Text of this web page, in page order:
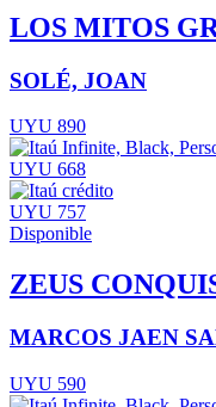
LOS MITOS
SOLÉ, JOAN
UYU 890
UYU 668
UYU 757
Disponible
ZEUS
MARCOS JAEN
UYU 590